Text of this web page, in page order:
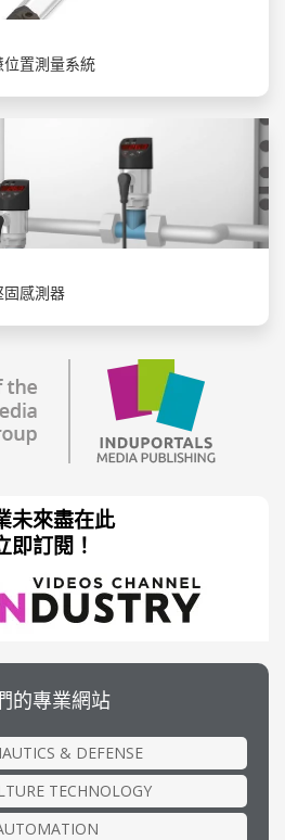
置測量系統
感測器
未來盡在此
即訂閱！
的專業網站
& DEFENSE
TECHNOLOGY